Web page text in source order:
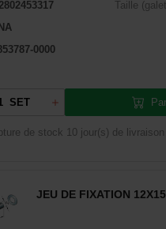
INA
0000
Taille
SET
de stock 10 jour(s) de livraison
JEU DE FIXATION